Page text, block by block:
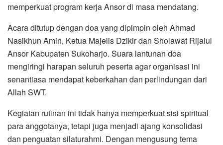
memperkuat program kerja Ansor di masa mendatang.
Acara ditutup dengan doa yang dipimpin oleh Ahmad
Nasikhun Amin, Ketua Majelis Dzikir dan Sholawat Rijalul
Ansor Kabupaten Sukoharjo. Suara lantunan doa
mengiringi harapan seluruh peserta agar organisasi ini
senantiasa mendapat keberkahan dan perlindungan dari
Allah SWT.
Kegiatan rutinan ini tidak hanya memperkuat sisi spiritual
para anggotanya, tetapi juga menjadi ajang konsolidasi
dan penguatan silaturahmi. Dengan mengusung tema